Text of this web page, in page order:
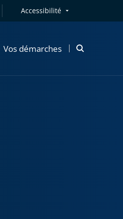
Accessibilité
Vos démarches
Ouvrir